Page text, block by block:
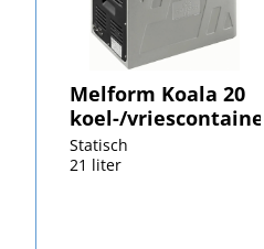
Melform Koala 20
koel-/vriescontainer
Statisch
21 liter